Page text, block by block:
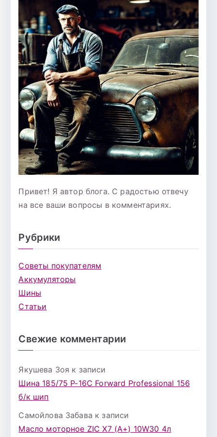
Привет! Я автор блога. С радостью отвечу
на все ваши вопросы в комментариях.
Рубрики
Советы покупателям
Аккумуляторы
Шины
Статьи
Свежие комментарии
Якушева Зоя к записи
Шина 185/75 Р-16С Forward Professional 156
б/к шип
Самойлова Забава к записи
Масло моторное ZIC X7 (A+) 10W30 4л